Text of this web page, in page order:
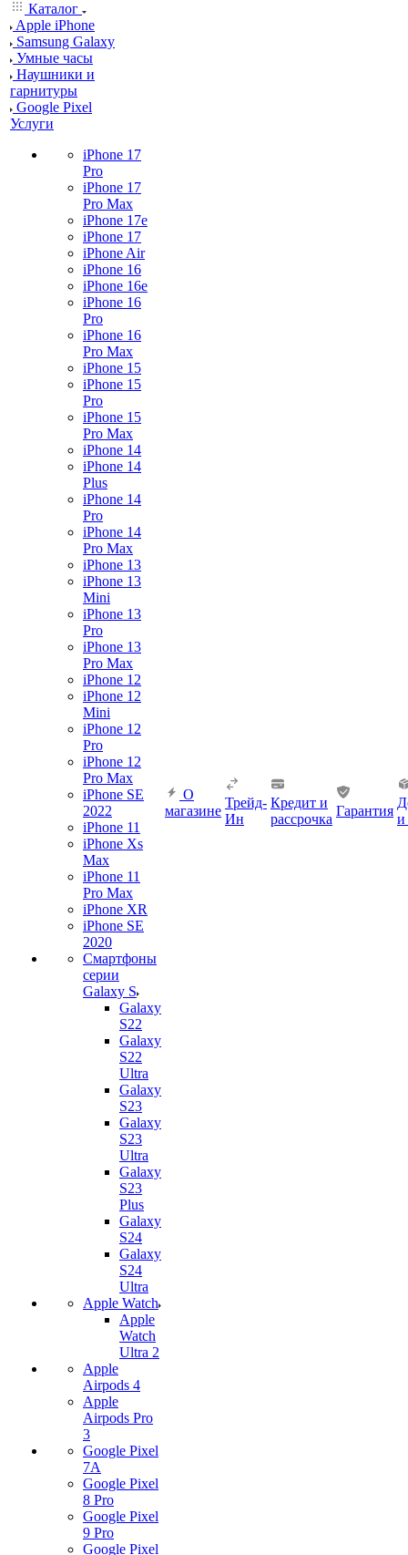
Каталог
Apple iPhone
Samsung Galaxy
Умные часы
Наушники и
гарнитуры
Google Pixel
Услуги
iPhone 17
Pro
iPhone 17
Pro Max
iPhone 17e
iPhone 17
iPhone Air
iPhone 16
iPhone 16e
iPhone 16
Pro
iPhone 16
Pro Max
iPhone 15
iPhone 15
Pro
iPhone 15
Pro Max
iPhone 14
iPhone 14
Plus
iPhone 14
Pro
iPhone 14
Pro Max
iPhone 13
iPhone 13
Mini
iPhone 13
Pro
iPhone 13
Pro Max
iPhone 12
iPhone 12
Mini
iPhone 12
Pro
iPhone 12
Pro Max
iPhone SE
2022
iPhone 11
iPhone Xs
Max
iPhone 11
Pro Max
iPhone XR
iPhone SE
2020
Смартфоны
серии
Galaxy S
Galaxy
S22
Galaxy
S22
Ultra
Galaxy
S23
Galaxy
S23
Ultra
Galaxy
S23
Plus
Galaxy
S24
Galaxy
S24
Ultra
Apple Watch
Apple
Watch
Ultra 2
Apple
Airpods 4
Apple
Airpods Pro
3
Google Pixel
7А
Google Pixel
8 Pro
Google Pixel
9 Pro
Google Pixel
О
магазине
Трейд-
Ин
Кредит и
рассрочка
Гарантия
и